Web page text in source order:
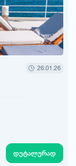
26.01.26
დეტალურად